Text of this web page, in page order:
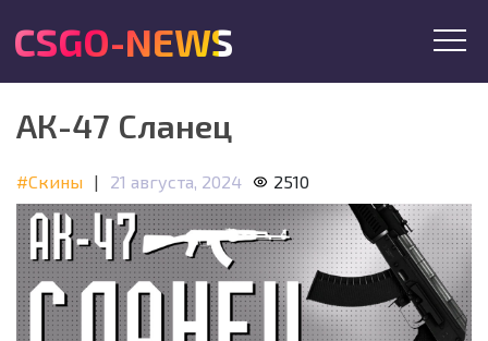
CSGO-NEWS
АК-47 Сланец
#Скины | 21 августа, 2024 2510